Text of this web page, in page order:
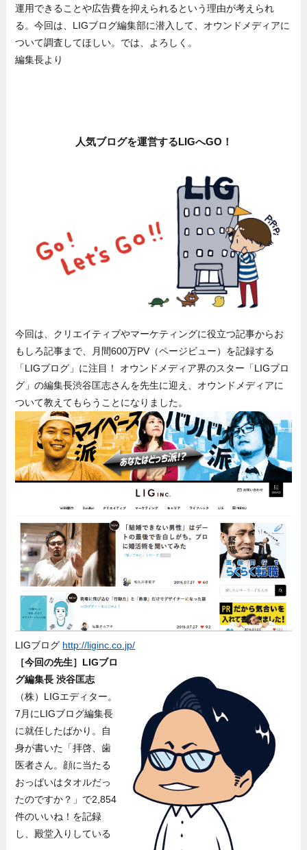
運用できることや広告費を抑えられるという理由が考えられ
る。今回は、LIGブログ編集部に潜入して、オウンドメディアに
ついて調査してほしい。では、よろしく。
編集長より
人気ブログを運営するLIGへGO！
今回は、クリエイティブやマーケティングに役立つ記事からお
もしろ記事まで、月間600万PV（ページビュー）を記録する
「LIGブログ」に注目！ オウンドメディア界のスター「LIGブロ
グ」の編集長渋谷匡志さんを先生に迎え、オウンドメディアに
ついて教えてもらうことになりました。
LIGブログ http://liginc.co.jp/
［今回の先生］LIGブロ
グ編集長 渋谷匡志
（株）LIGエディター。
7月にLIGブログ編集長
に就任したばかり。自
身が書いた「拝啓、歯
医者さん。顔に当たる
おっぱいはタオルだっ
たのですか？」で2,854
件のいいね！を記録
し、殿堂入りしている